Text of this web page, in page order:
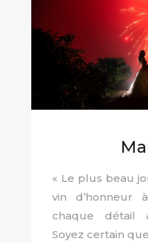
« Le plus beau
vin d’honneur
chaque détail
Soyez certain